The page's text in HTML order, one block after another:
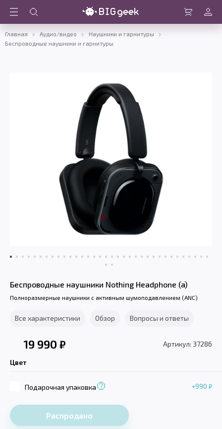
Войти
Главная Аудио/видео
Наушники и гарнитуры
Беспроводные наушники и гарнитуры
Беспроводные наушники Nothing Headphone (a)
Полноразмерные наушники с активным шумоподавлением (ANC)
Все характеристики Обзор Вопросы и ответы
19 990 ₽ Артикул: 37286
Цвет
Подарочная упаковка +990 ₽
Распродано